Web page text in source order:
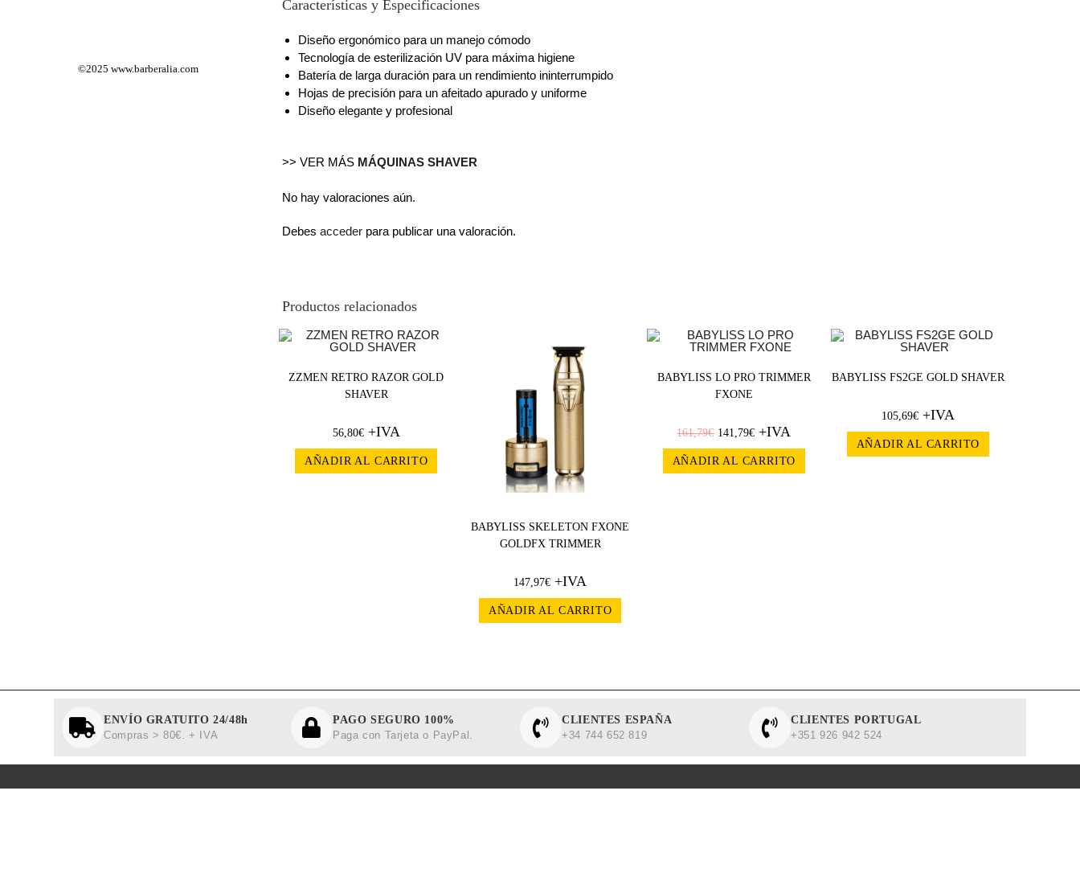
©2025www.barberalia.com
Características y Especificaciones
Diseño ergonómico para un manejo cómodo
Tecnología de esterilización UV para máxima higiene
Batería de larga duración para un rendimiento ininterrumpido
Hojas de precisión para un afeitado apurado y uniforme
Diseño elegante y profesional
>> VER MÁS MÁQUINAS SHAVER
No hay valoraciones aún.
Debesacceder para publicar una valoración.
Productos relacionados
ZZMEN RETRO RAZOR GOLD
SHAVER
56,80€+IVA
AÑADIR AL CARRITO
BABYLISS SKELETON FXONE
GOLDFX TRIMMER
147,97€ +IVA
AÑADIR AL CARRITO
BABYLISS LO PRO TRIMMER
FXONE
161,79€ 141,79€ +IVA
AÑADIR AL CARRITO
BABYLISS FS2GE GOLD SHAVER
105,69€+IVA
AÑADIR AL CARRITO
ENVÍO GRATUITO 24/48h
Compras > 80€. + IVA
PAGO SEGURO 100%
Paga con Tarjeta o PayPal.
CLIENTES ESPAÑA
+34 744 652 819
CLIENTES PORTUGAL
+351 926 942 524